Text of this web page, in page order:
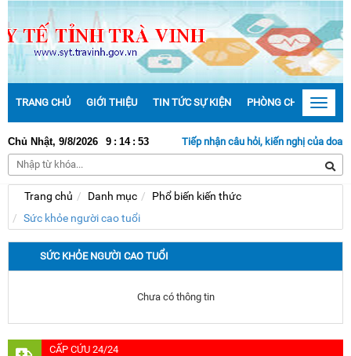
TRANG CHỦ GIỚI THIỆU TIN TỨC SỰ KIỆN PHÒNG CHỐNG DỊCH
Toggle
Chủ Nhật, 9/8/2026 9 : 14 : 53 Tiếp nhận câu hỏi, kiến nghị của doanh
Trang chủ Danh mục
Phổ biến kiến thức
Sức khỏe người cao tuổi
SỨC KHỎE NGƯỜI CAO TUỔI
Chưa có thông tin
CẤP CỨU 24/24